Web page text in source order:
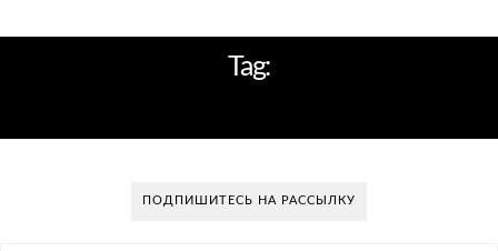
Tag:
ПОДПИШИТЕСЬ НА РАССЫЛКУ